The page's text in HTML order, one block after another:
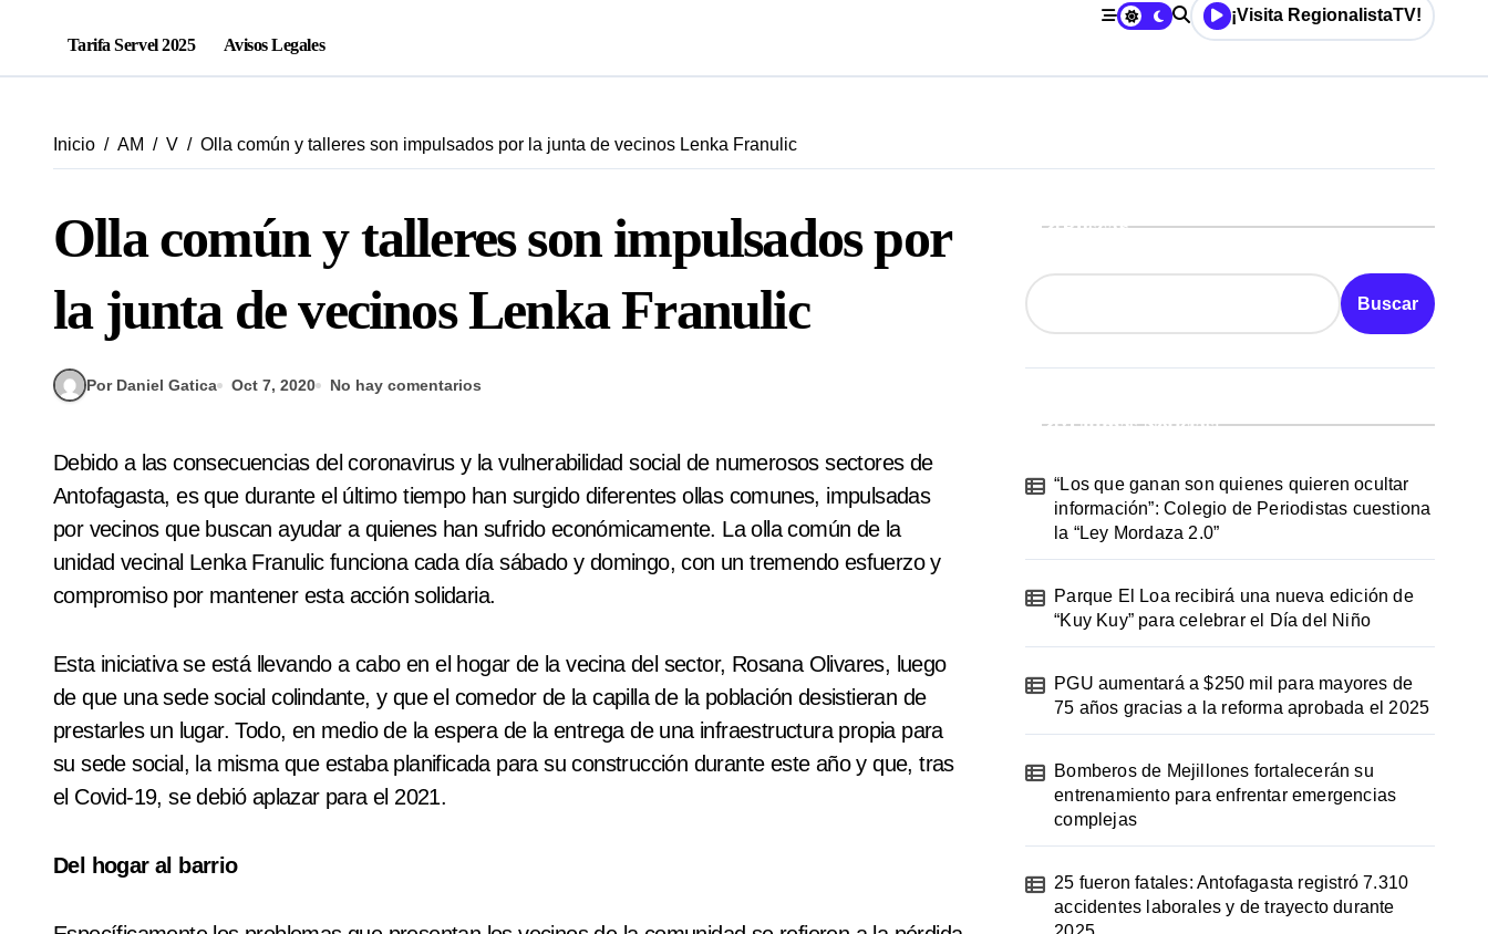
Tarifa Servel 2025 Avisos Legales
¡Visita RegionalistaTV!
Inicio AM V Olla común y talleres son impulsados por la junta de vecinos Lenka Franulic
Olla común y talleres son impulsados por
la junta de vecinos Lenka Franulic
Por Daniel Gatica Oct 7, 2020 No hay comentarios
Debido a las consecuencias del coronavirus y la vulnerabilidad social de numerosos sectores de
Antofagasta, es que durante el último tiempo han surgido diferentes ollas comunes, impulsadas
por vecinos que buscan ayudar a quienes han sufrido económicamente. La olla común de la
unidad vecinal Lenka Franulic funciona cada día sábado y domingo, con un tremendo esfuerzo y
compromiso por mantener esta acción solidaria.
Esta iniciativa se está llevando a cabo en el hogar de la vecina del sector, Rosana Olivares, luego
de que una sede social colindante, y que el comedor de la capilla de la población desistieran de
prestarles un lugar. Todo, en medio de la espera de la entrega de una infraestructura propia para
su sede social, la misma que estaba planificada para su construcción durante este año y que, tras
el Covid-19, se debió aplazar para el 2021.
Del hogar al barrio
Buscar
Buscar
¡Ultimas Noticias!
“Los que ganan son quienes quieren ocultar
información”: Colegio de Periodistas cuestiona
la “Ley Mordaza 2.0”
Parque El Loa recibirá una nueva edición de
“Kuy Kuy” para celebrar el Día del Niño
PGU aumentará a $250 mil para mayores de
75 años gracias a la reforma aprobada el 2025
Bomberos de Mejillones fortalecerán su
entrenamiento para enfrentar emergencias
complejas
25 fueron fatales: Antofagasta registró 7.310
accidentes laborales y de trayecto durante